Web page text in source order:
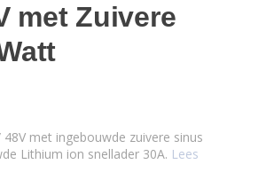
met Zuivere
met ingebouwde zuivere sinus
Lithium ion snellader 30A. Lees